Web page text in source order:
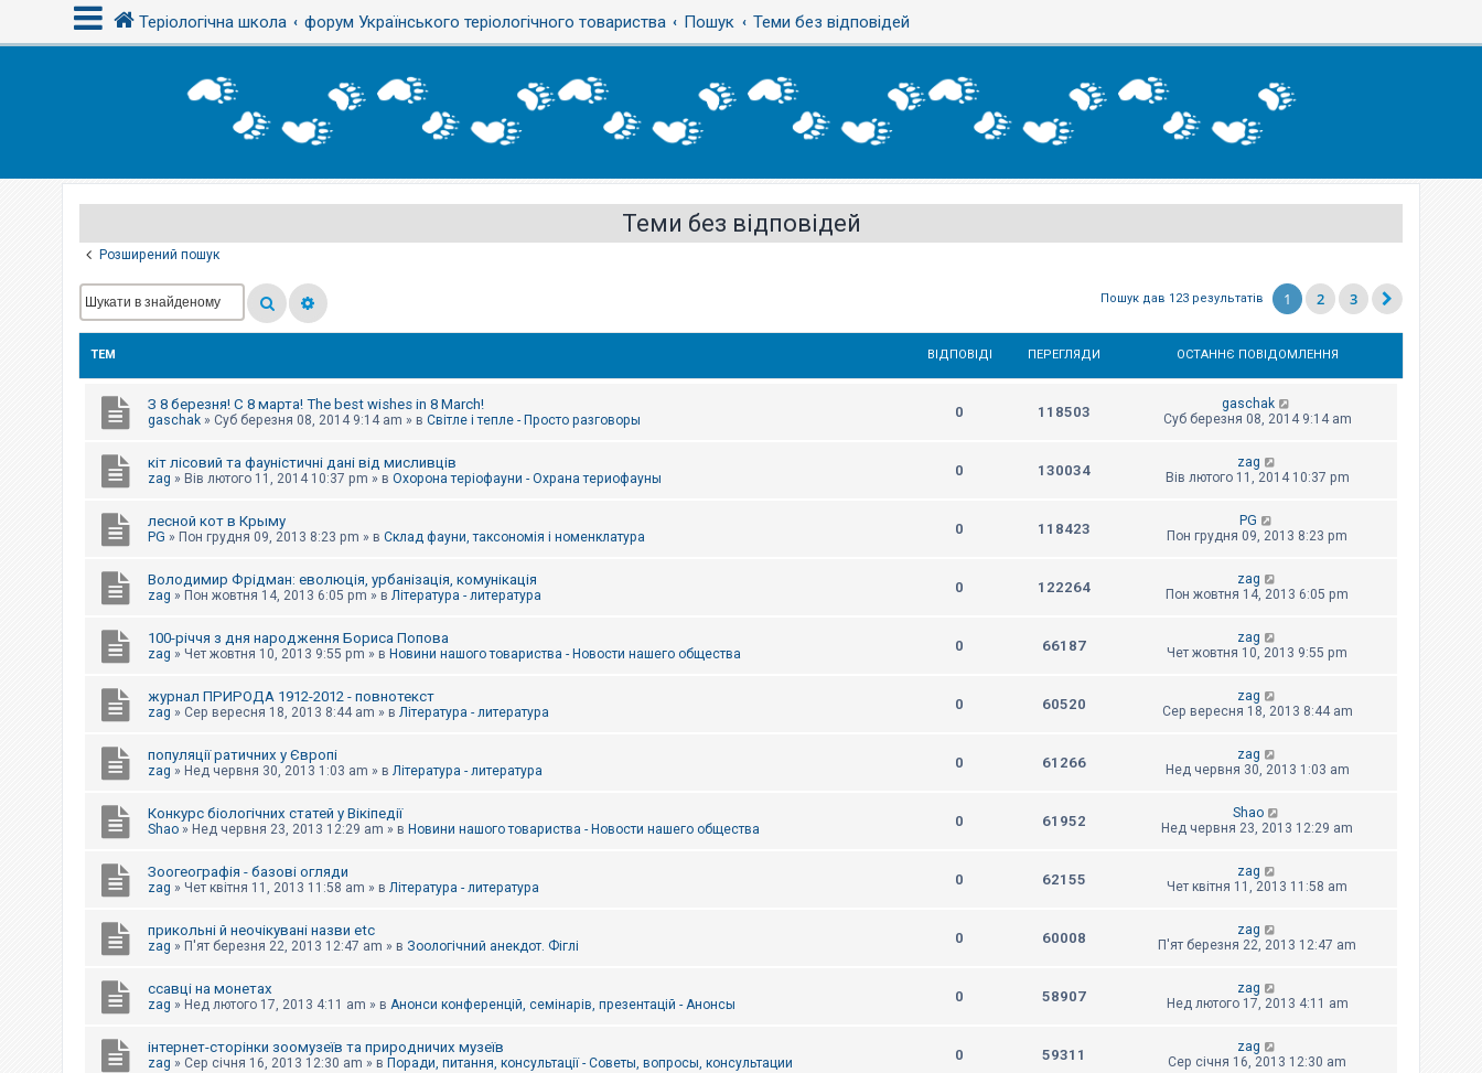
Теріологічна школа форум Українського теріологічного товариства Пошук Теми без відповідей
Теми без відповідей
Розширений пошук
Пошук дав 123 результатів 1 2 3
ТЕМ ВІДПОВІДІ ПЕРЕГЛЯДИ ОСТАННЄ ПОВІДОМЛЕННЯ
З 8 березня! С 8 марта! The best wishes in 8 March!
gaschak » Суб березня 08, 2014 9:14 am » в Світле і тепле - Просто разговоры 0 118503
gaschak
Суб березня 08, 2014 9:14 am
кіт лісовий та фауністичні дані від мисливців
zag » Вів лютого 11, 2014 10:37 pm » в Охорона теріофауни - Охрана териофауны 0 130034
zag
Вів лютого 11, 2014 10:37 pm
лесной кот в Крыму
PG » Пон грудня 09, 2013 8:23 pm » в Склад фауни, таксономія і номенклатура 0 118423
PG
Пон грудня 09, 2013 8:23 pm
Володимир Фрідман: еволюція, урбанізація, комунікація
zag » Пон жовтня 14, 2013 6:05 pm » в Література - литература 0 122264
zag
Пон жовтня 14, 2013 6:05 pm
100-річчя з дня народження Бориса Попова
zag » Чет жовтня 10, 2013 9:55 pm » в Новини нашого товариства - Новости нашего общества 0 66187
zag
Чет жовтня 10, 2013 9:55 pm
журнал ПРИРОДА 1912-2012 - повнотекст
zag » Сер вересня 18, 2013 8:44 am » в Література - литература 0 60520
zag
Сер вересня 18, 2013 8:44 am
популяції ратичних у Європі
zag » Нед червня 30, 2013 1:03 am » в Література - литература 0 61266
zag
Нед червня 30, 2013 1:03 am
Конкурс біологічних статей у Вікіпедії
Shao » Нед червня 23, 2013 12:29 am » в Новини нашого товариства - Новости нашего общества 0 61952
Shao
Нед червня 23, 2013 12:29 am
Зоогеографія - базові огляди
zag » Чет квітня 11, 2013 11:58 am » в Література - литература 0 62155
zag
Чет квітня 11, 2013 11:58 am
прикольні й неочікувані назви etc
zag » П'ят березня 22, 2013 12:47 am » в Зоологічний анекдот. Фіглі 0 60008
zag
П'ят березня 22, 2013 12:47 am
ссавці на монетах
zag » Нед лютого 17, 2013 4:11 am » в Анонси конференцій, семінарів, презентацій - Анонсы 0 58907
zag
Нед лютого 17, 2013 4:11 am
інтернет-сторінки зоомузеїв та природничих музеїв
zag » Сер січня 16, 2013 12:30 am » в Поради, питання, консультації - Советы, вопросы, консультации 0 59311
zag
Сер січня 16, 2013 12:30 am